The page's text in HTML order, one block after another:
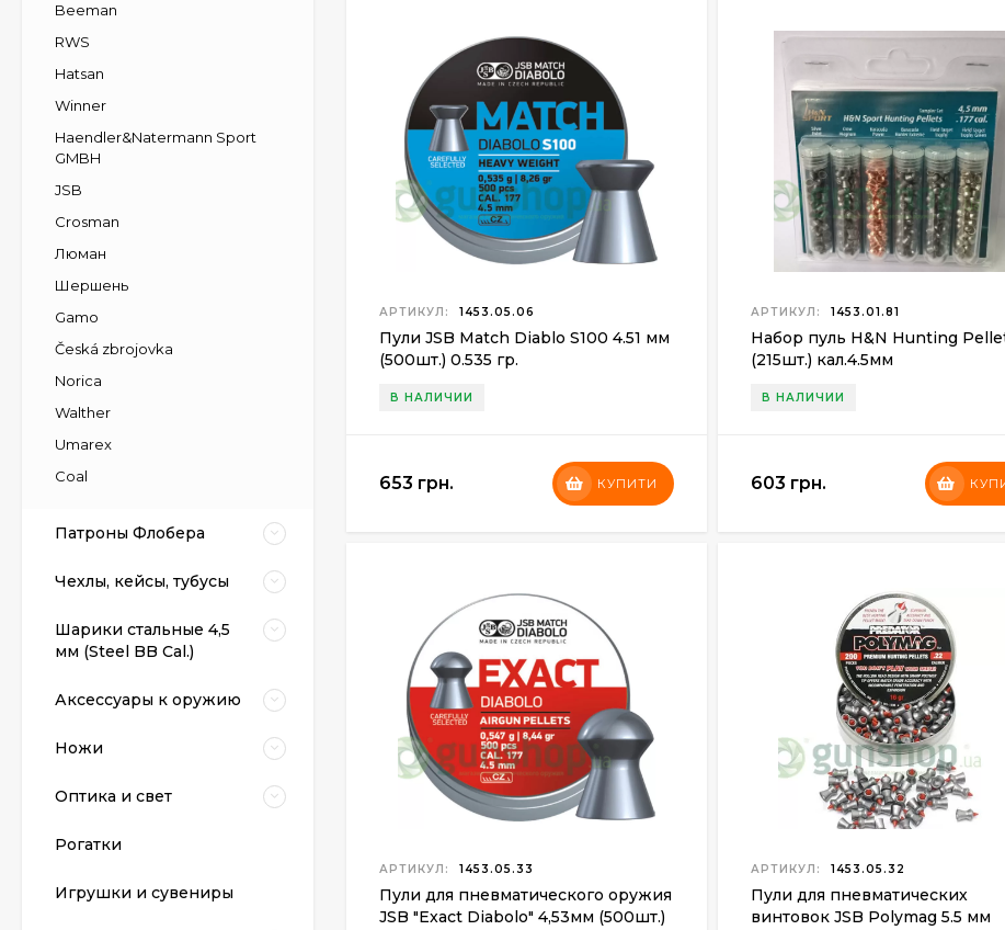
АРТИКУЛ: 1453.05.06
Пули JSB Match Diablo S100 4.51 мм
(500шт.) 0.535 гр.
В НАЛИЧИИ
653 грн. КУПИТИ
АРТИКУЛ: 1453.01.81
Набор пуль H&N Hunting
(215шт.) кал.4.5мм
В НАЛИЧИИ
603 грн.
АРТИКУЛ: 1453.05.33
Пули для пневматического оружия
JSB "Exact Diabolo" 4,53мм (500шт.)
АРТИКУЛ: 1453.05.32
Пули для пневматических
винтовок JSB Polymag 5.5 мм
Beeman
RWS
Hatsan
Winner
Haendler&Natermann Sport
GMBH
JSB
Crosman
Люман
Шершень
Gamo
Česká zbrojovka
Norica
Walther
Umarex
Coal
Патроны Флобера
Чехлы, кейсы, тубусы
Шарики стальные 4,5
мм (Steel BB Cal.)
Аксессуары к оружию
Ножи
Оптика и свет
Рогатки
Игрушки и сувениры
пистолет Colt Special